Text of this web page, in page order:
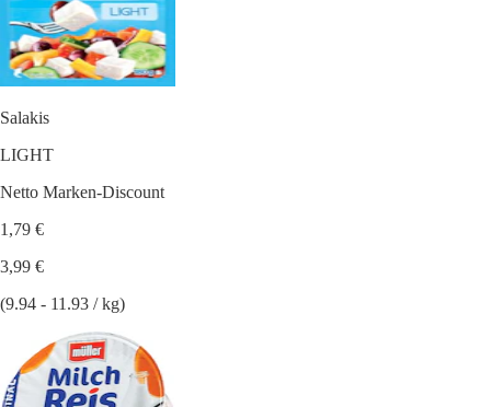
Salakis
LIGHT
Netto Marken-Discount
1,79 €
3,99 €
(9.94 - 11.93 / kg)